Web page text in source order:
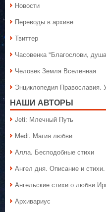
Новости
Переводы в архиве
Твиттер
Часовенка "Благослови,
Человек Земля Вселенная
Энциклопедия Православия.
НАШИ АВТОРЫ
Jeti: Млечный Путь
Medi. Магия любви
Алла. Бесподобные стихи
Ангел дня. Описание и стихи.
Ангельские стихи о любви
Архивариус